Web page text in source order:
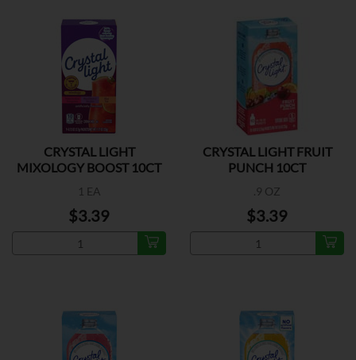
CRYSTAL LIGHT
MIXOLOGY BOOST 10CT
1 EA
$3.39
CRYSTAL LIGHT FRUIT
PUNCH 10CT
.9 OZ
$3.39